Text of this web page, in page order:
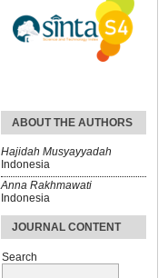
ABOUT THE AUTHORS
Hajidah Musyayyadah
Indonesia
Anna Rakhmawati
Indonesia
JOURNAL CONTENT
Search